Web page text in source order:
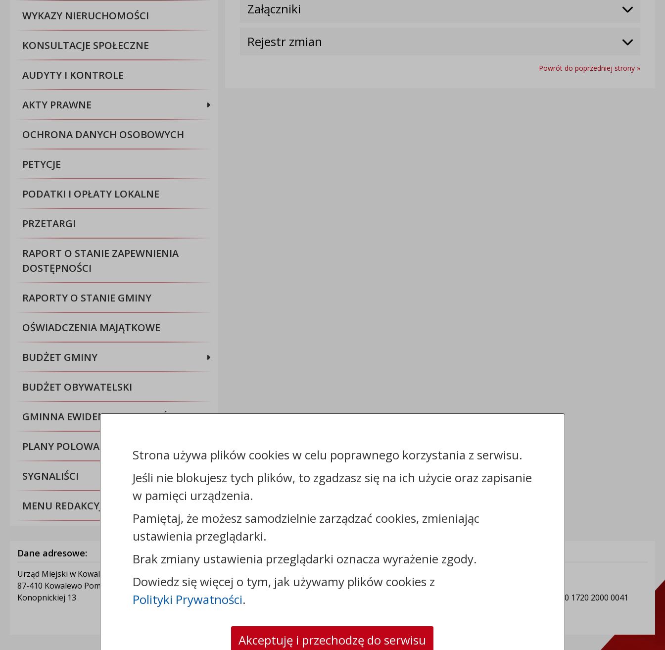
WYKAZY NIERUCHOMOŚCI
KONSULTACJE SPOŁECZNE
AUDYTY I KONTROLE
AKTY PRAWNE
OCHRONA DANYCH OSOBOWYCH
PETYCJE
PODATKI I OPŁATY LOKALNE
PRZETARGI
RAPORT O STANIE ZAPEWNIENIA
DOSTĘPNOŚCI
RAPORTY O STANIE GMINY
OŚWIADCZENIA MAJĄTKOWE
BUDŻET GMINY
BUDŻET OBYWATELSKI
GMINNA EWIDENCJA ZABYTKÓW
PLANY POLOWAŃ ZBIOROWYCH
SYGNALIŚCI
MENU REDAKCYJNE
Załączniki
Rejestr zmian
Powrót do poprzedniej strony »
Dane adresowe:
Urząd Miejski w Kowalewie Pomorskim
87-410 Kowalewo Pomorskie
Konopnickiej 13
Kontakt:
faks: +48565841071
e-mail:
Informacje dodatkowe:
Numer konta: 64 9496 0008 0000 1720 2000 0041
Strona używa plików cookies w celu poprawnego korzystania z serwisu.
Jeśli nie blokujesz tych plików, to zgadzasz się na ich użycie oraz zapisanie
w pamięci urządzenia.
Pamiętaj, że możesz samodzielnie zarządzać cookies, zmieniając
ustawienia przeglądarki.
Brak zmiany ustawienia przeglądarki oznacza wyrażenie zgody.
Dowiedz się więcej o tym, jak używamy plików cookies z
Polityki Prywatności.
Akceptuję i przechodzę do serwisu